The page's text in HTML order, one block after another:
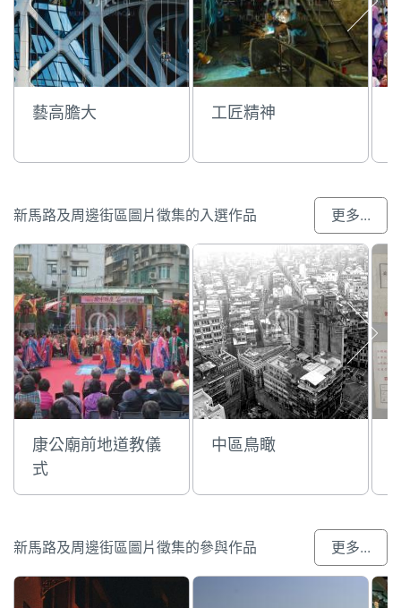
藝高膽大 工匠精神
新馬路及周邊街區圖片徵集的入選作品 更多...
康公廟前地道教儀
式
中區鳥瞰
新馬路及周邊街區圖片徵集的參與作品 更多...